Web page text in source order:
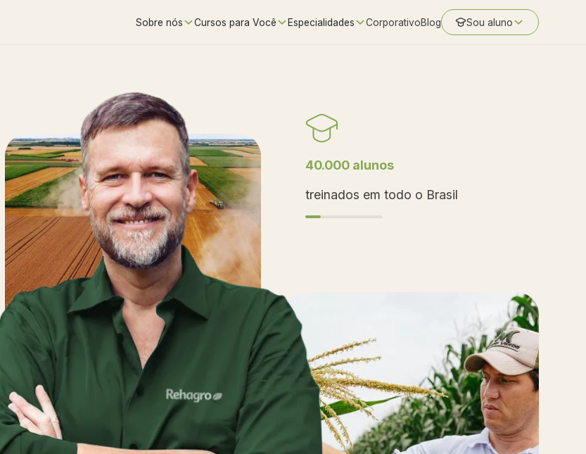
Sobre nós Cursos para Você Especialidades CorporativoBlog Sou aluno
40.000 alunos
treinados em todo o Brasil